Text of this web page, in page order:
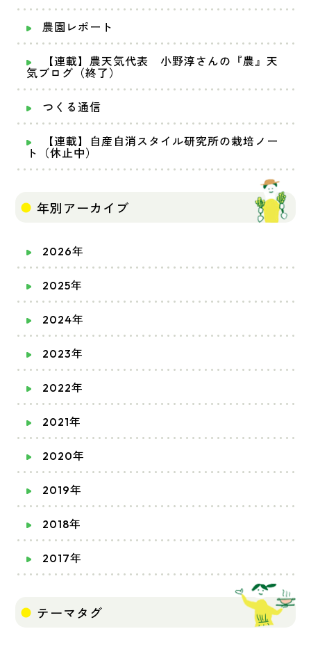
農園レポート
【連載】農天気代表 小野淳さんの『農』天
気ブログ（終了）
つくる通信
【連載】自産自消スタイル研究所の栽培ノー
ト（休止中）
年別アーカイブ
2026年
2025年
2024年
2023年
2022年
2021年
2020年
2019年
2018年
2017年
テーマタグ